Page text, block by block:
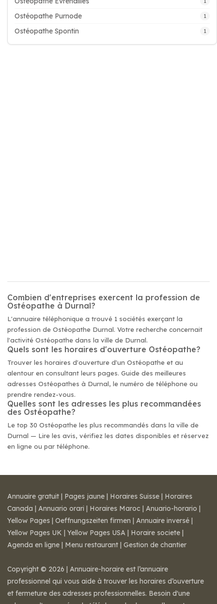
Ostéopathe Purnode 1
Ostéopathe Spontin 1
Combien d'entreprises exercent la profession de
Ostéopathe à Durnal?
L'annuaire téléphonique a trouvé 1 sociétés exerçant la
profession de Ostéopathe Durnal. Votre recherche concernait
l'activité Ostéopathe dans la ville de Durnal.
Quels sont les horaires d'ouverture Ostéopathe?
Trouver les horaires d'ouverture d'un Ostéopathe et au
alentour en consultant leurs pages. Guide des meilleures
adresses Ostéopathes à Durnal, le numéro de téléphone ou
prendre rendez-vous.
Quelles sont les adresses les plus recommandées
des Ostéopathe?
Le top 30 Ostéopathe les plus recommandés dans la ville de
Durnal — Lire les avis, vérifiez les dates disponibles et réservez
en ligne ou par téléphone.
Annuaire gratuit | Pages jaune | Horaires Suisse | Horaires
Canada | Annuario orari | Horaires Maroc | Anuario-horario |
Yellow Pages | Oeffnungszeiten firmen | Annuaire inversé |
Yellow Pages UK | Yellow Pages USA | Horaire societe |
Agenda en ligne | Menu restaurant | Gestion de chantier
Copyright © 2026 | Annuaire-horaire est l’annuaire
professionnel qui vous aide à trouver les horaires d’ouverture
et fermeture des adresses professionnelles. Besoin d'une